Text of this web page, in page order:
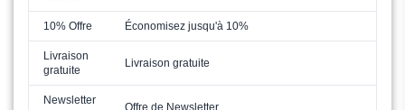
10% Offre Économisez jusqu'à 10%
Livraison
gratuite
Livraison gratuite
Newsletter
Offre de Newsletter